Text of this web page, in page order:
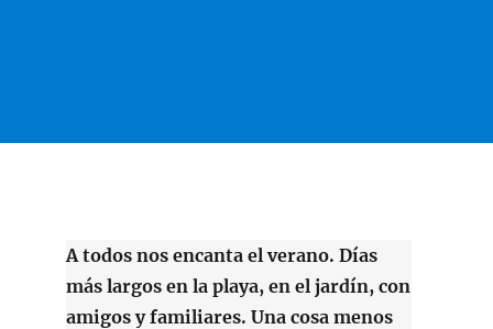
A todos nos encanta el verano. Días
más largos en la playa, en el jardín, con
amigos y familiares. Una cosa menos